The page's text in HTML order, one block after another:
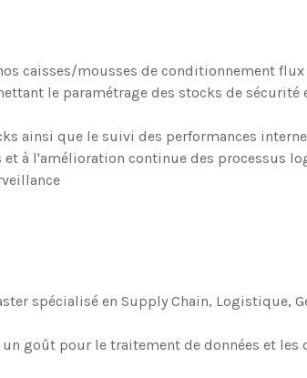
caisses/mousses de conditionnement
le paramétrage des stocks de sécurité
ainsi que le suivi des performances
à l'amélioration continue des processus
spécialisé en Supply Chain, Logistique,
un goût pour le traitement de données et